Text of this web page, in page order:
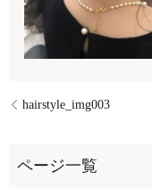
hairstyle_img003